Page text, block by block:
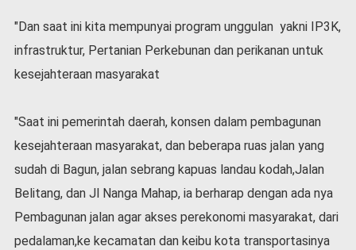
-
1
9
s
o
n
a
l
"Dan saat ini kita mempunyai program unggulan yakni IP3K,
infrastruktur, Pertanian Perkebunan dan perikanan untuk
kesejahteraan masyarakat
"Saat ini pemerintah daerah, konsen dalam pembagunan
kesejahteraan masyarakat, dan beberapa ruas jalan yang
sudah di Bagun, jalan sebrang kapuas landau kodah,Jalan
Belitang, dan Jl Nanga Mahap, ia berharap dengan ada nya
Pembagunan jalan agar akses perekonomi masyarakat, dari
pedalaman,ke kecamatan dan keibu kota transportasinya